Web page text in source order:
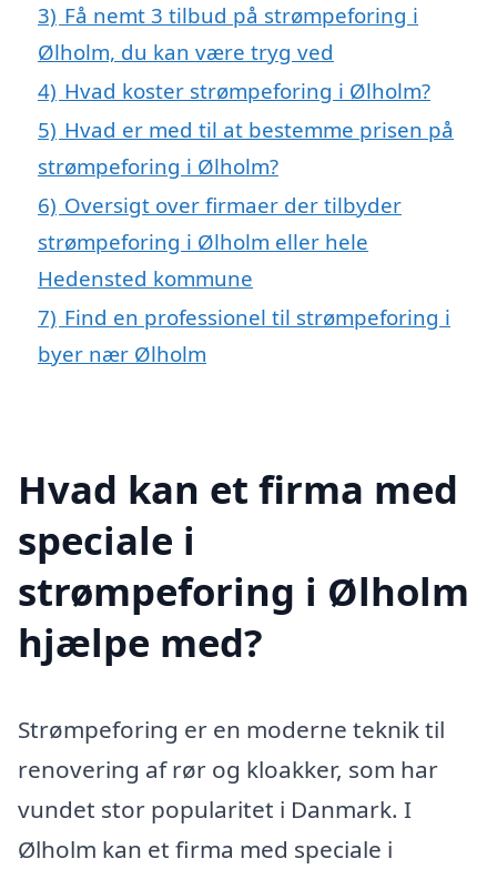
3) Få nemt 3 tilbud på strømpeforing i
Ølholm, du kan være tryg ved
4) Hvad koster strømpeforing i Ølholm?
5) Hvad er med til at bestemme prisen på
strømpeforing i Ølholm?
6) Oversigt over firmaer der tilbyder
strømpeforing i Ølholm eller hele
Hedensted kommune
7) Find en professionel til strømpeforing i
byer nær Ølholm
Hvad kan et firma med
speciale i
strømpeforing i Ølholm
hjælpe med?
Strømpeforing er en moderne teknik til
renovering af rør og kloakker, som har
vundet stor popularitet i Danmark. I
Ølholm kan et firma med speciale i